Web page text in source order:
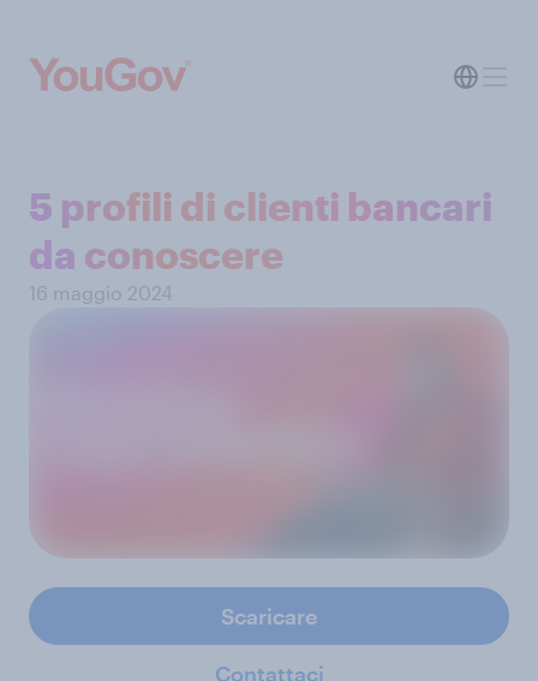
5 profili di clienti bancari
da conoscere
16 maggio 2024
Scaricare
Contattaci